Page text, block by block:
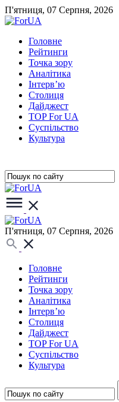
П'ятниця, 07 Серпня, 2026
Головне
Рейтинги
Точка зору
Аналітика
Інтерв’ю
Столиця
Дайджест
TOP For UA
Суспiльство
Культура
П'ятниця, 07 Серпня, 2026
Головне
Рейтинги
Точка зору
Аналітика
Інтерв’ю
Столиця
Дайджест
TOP For UA
Суспiльство
Культура